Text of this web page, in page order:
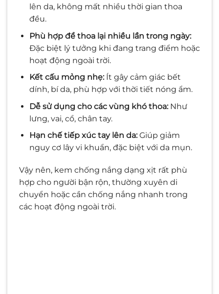
lên da, không mất nhiều thời gian thoa
đều.
Phù hợp để thoa lại nhiều lần trong ngày:
Đặc biệt lý tưởng khi đang trang điểm hoặc
hoạt động ngoài trời.
Kết cấu mỏng nhẹ:Ít gây cảm giác bết
dính, bí da, phù hợp với thời tiết nóng ẩm.
Dễ sử dụng cho các vùng khó thoa:Như
lưng, vai, cổ, chân tay.
Hạn chế tiếp xúc tay lên da:Giúp giảm
nguy cơ lây vi khuẩn, đặc biệt với da mụn.
Vậy nên, kem chống nắng dạng xịt rất phù
hợp cho người bận rộn, thường xuyên di
chuyển hoặc cần chống nắng nhanh trong
các hoạt động ngoài trời.